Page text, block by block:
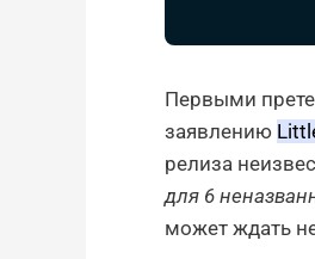
Первыми
заявлению
релиза
для 6
может ждать